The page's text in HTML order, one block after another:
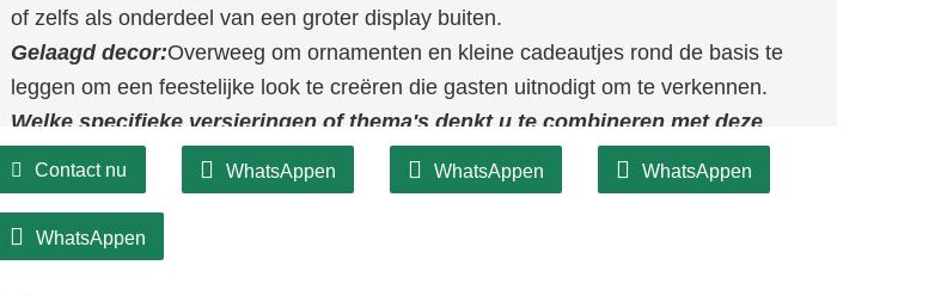
of zelfs als onderdeel van een groter display buiten.
Gelaagd decor:Overweeg om ornamenten en kleine cadeautjes rond de basis te
leggen om een ​​feestelijke look te creëren die gasten uitnodigt om te verkennen.
Welke specifieke versieringen of thema's denkt u te combineren met deze
kerstboom?
Contact nu WhatsAppen WhatsAppen WhatsAppen
WhatsAppen